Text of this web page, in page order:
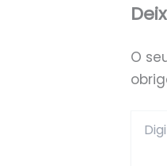
O
aqui...